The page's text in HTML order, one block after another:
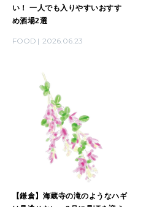
い！ 一人でも入りやすいおすす
め酒場2選
FOOD 2026.06.23
【鎌倉】海蔵寺の滝のようなハギ